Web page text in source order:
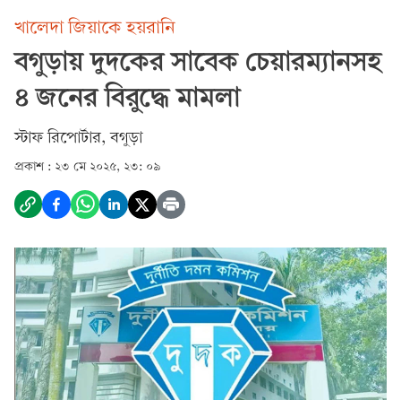
খালেদা জিয়াকে হয়রানি
বগুড়ায় দুদকের সাবেক চেয়ারম্যানসহ
৪ জনের বিরুদ্ধে মামলা
স্টাফ রিপোর্টার, বগুড়া
প্রকাশ : ২৩ মে ২০২৫, ২৩: ০৯